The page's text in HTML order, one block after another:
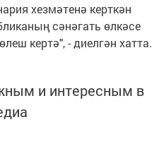
хезмәтенә керткән
сәнәгать өлкәсе
кертә", - диелгән хатта.
и интересным в